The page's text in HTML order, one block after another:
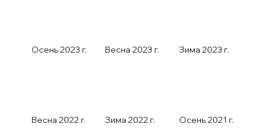
Осень 2023 г. Весна 2023 г. Зима 2023 г.
Весна 2022 г. Зима 2022 г. Осень 2021 г.